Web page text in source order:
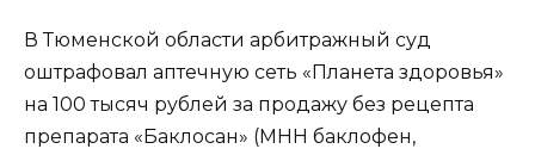
В Тюменской области арбитражный суд
оштрафовал аптечную сеть «Планета здоровья»
на 100 тысяч рублей за продажу без рецепта
препарата «Баклосан» (МНН баклофен,